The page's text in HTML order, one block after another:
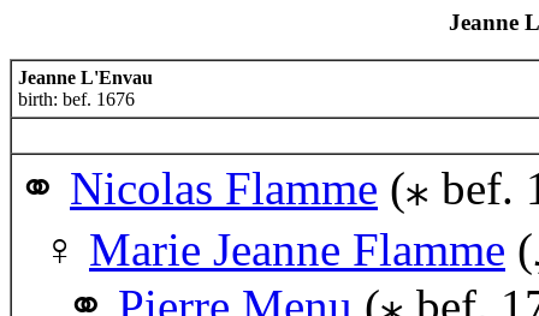
Jeanne
Jeanne L'Envau
birth: bef. 1676
Nicolas Flamme (⁎ bef.
Marie Jeanne Flamme
Pierre Menu (⁎ bef.